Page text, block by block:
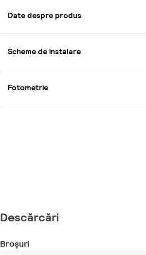
Date despre produs
Scheme de instalare
Fotometrie
Descărcări
Broșuri